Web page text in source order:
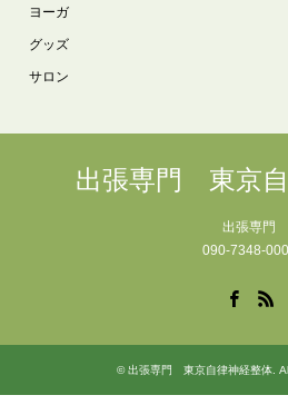
ヨーガ
グッズ
サロン
出張専門 東京
出張専門
090-7348-
©出張専門 東京自律神経整体.